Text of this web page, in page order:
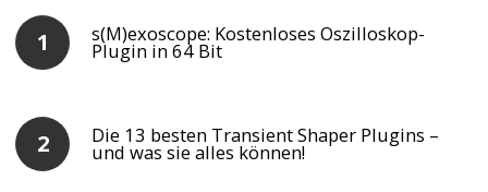
s(M)exoscope: Kostenloses Oszilloskop-
Plugin in 64 Bit
Die 13 besten Transient Shaper Plugins –
und was sie alles können!